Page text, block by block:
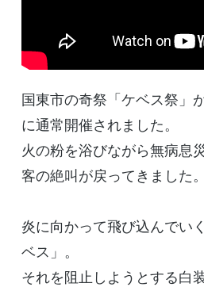
国東市の奇祭「ケベス祭」
に通常開催されました。
火の粉を浴びながら無病息
客の絶叫が戻ってきました。
炎に向かって飛び込んでい
ベス」。
それを阻止しようとする白